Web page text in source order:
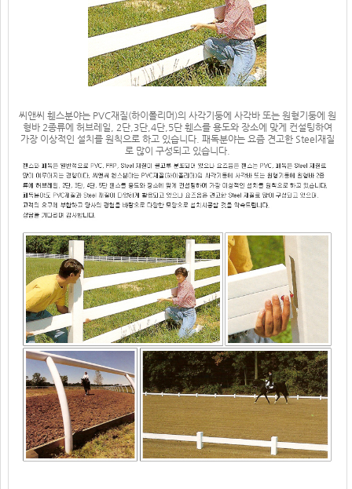
씨앤씨 휀스분야는 PVC재질(하이폴리머)의 사각기둥에 사각바 또는 원형기둥에 원
형바 2종류에 허브레일, 2단,3단,4단,5단 휀스를 용도와 장소에 맞게 컨설팅하여
가장 이상적인 설치를 원칙으로 하고 있습니다. 패독분야는 요즘 견고한 Steel재질
로 많이 구성되고 있습니다.